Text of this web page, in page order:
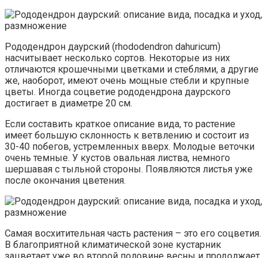
Рододендрон даурский (rhododendron dahuricum)
насчитывает несколько сортов. Некоторые из них
отличаются крошечными цветками и стеблями, а другие
же, наоборот, имеют очень мощные стебли и крупные
цветы. Иногда соцветие рододендрона даурского
достигает в диаметре 20 см.
Если составить краткое описание вида, то растение
имеет большую склонность к ветвлению и состоит из
30-40 побегов, устремленных вверх. Молодые веточки
очень темные. У кустов овальная листва, немного
шершавая с тыльной стороны. Появляются листья уже
после окончания цветения.
Самая восхитительная часть растения – это его соцветия.
В благоприятной климатической зоне кустарник
зацветает уже во второй половине весны и продолжает